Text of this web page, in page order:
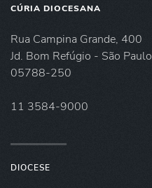
CÚRIA DIOCESANA
Rua Campina Grande, 400
Jd. Bom Refúgio - São Paulo
05788-250
11 3584-9000
DIOCESE